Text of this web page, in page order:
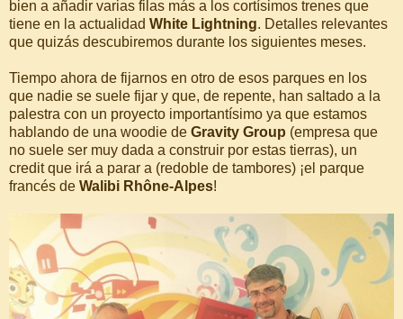
bien a añadir varias filas más a los cortísimos trenes que
tiene en la actualidad White Lightning. Detalles relevantes
que quizás descubiremos durante los siguientes meses.
Tiempo ahora de fijarnos en otro de esos parques en los
que nadie se suele fijar y que, de repente, han saltado a la
palestra con un proyecto importantísimo ya que estamos
hablando de una woodie de Gravity Group (empresa que
no suele ser muy dada a construir por estas tierras), un
credit que irá a parar a (redoble de tambores) ¡el parque
francés de Walibi Rhône-Alpes!